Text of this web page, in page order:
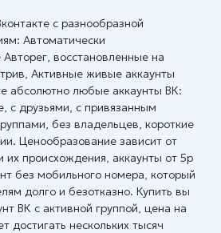
с разнообразной
Автоматически
восстановленные на
Активные живые аккаунты
абсолютно любые аккаунты ВК:
с друзьями, с привязанным
без владельцев, короткие
Ценообразование зависит от
их происхождения, аккаунты от 5р
без мобильного номера, который
долго и безотказно. Купить вы
ВК с активной группой, цена на
достигать нескольких тысяч